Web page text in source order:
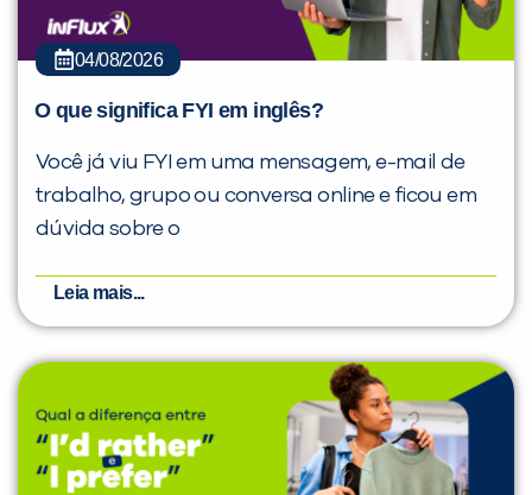
04/08/2026
O que significa FYI em inglês?
Você já viu FYI em uma mensagem, e-mail de
trabalho, grupo ou conversa online e ficou em
dúvida sobre o
Leia mais...